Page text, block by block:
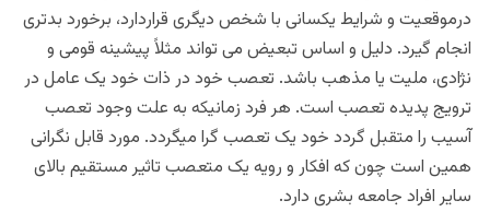
درموقعیت و شرایط یکسانی با شخص دیگری قراردارد، برخورد بدتری
انجام گیرد. دلیل و اساس تبعیض می تواند مثلاً پیشینه قومی و
نژادی، ملیت یا مذهب باشد. تعصب خود در ذات خود یک عامل در
ترویج پدیده تعصب است. هر فرد زمانیکه به علت وجود تعصب
آسیب را متقبل گردد خود یک تعصب گرا میگردد. مورد قابل نگرانی
همین است چون که افکار و رویه یک متعصب تاثیر مستقیم بالای
سایر افراد جامعه بشری دارد.